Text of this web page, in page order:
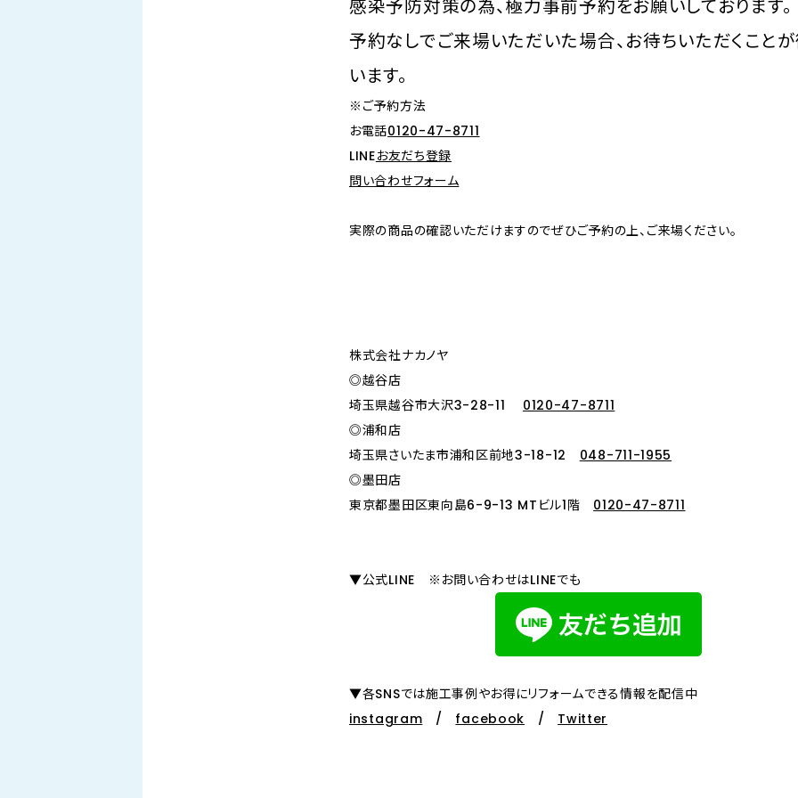
感染予防対策の為、極力事前予約をお願いしております。
予約なしでご来場いただいた場合、お待ちいただくこと
います。
※ご予約方法
お電話0120-47-8711
LINEお友だち登録
問い合わせフォーム
実際の商品の確認いただけますのでぜひご予約の上、ご来場ください。
株式会社ナカノヤ
◎越谷店
埼玉県越谷市大沢3-28-11 0120-47-8711
◎浦和店
埼玉県さいたま市浦和区前地3-18-12 048-711-1955
◎墨田店
東京都墨田区東向島6-9-13 MTビル1階 0120-47-8711
▼公式LINE ※お問い合わせはLINEでも
▼各SNSでは施工事例やお得にリフォームできる情報を配信中
instagram / facebook / Twitter